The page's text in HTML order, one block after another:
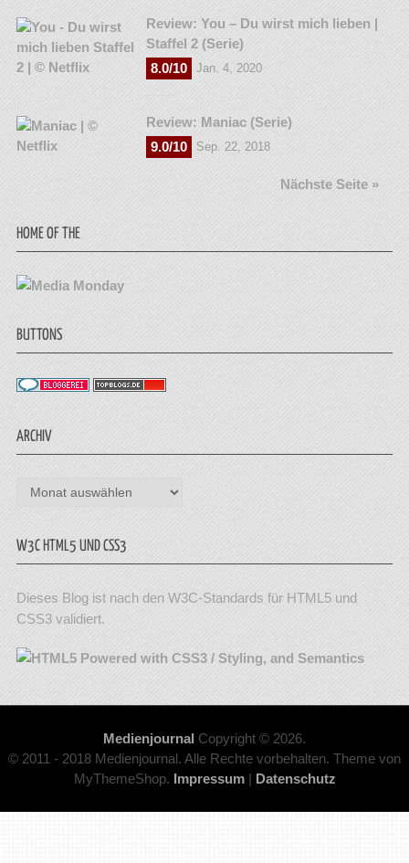
Review: You – Du wirst mich lieben |
Staffel 2 (Serie)
8.0/10
Jan. 4, 2020
Review: Maniac (Serie)
9.0/10
Sep. 22, 2018
Nächste Seite »
HOME OF THE
BUTTONS
ARCHIV
Archiv
W3C HTML5 UND CSS3
Dieses Blog ist nach den W3C-Standards für HTML5 und
CSS3 validiert.
Medienjournal Copyright © 2026.
© 2011 - 2018 Medienjournal. Alle Rechte vorbehalten. Theme von
MyThemeShop. Impressum| Datenschutz